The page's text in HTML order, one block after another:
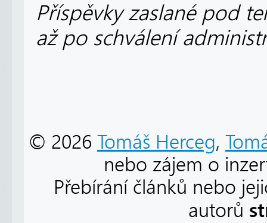
Příspěvky zaslané pod
až po schválení
© 2026 Tomáš Herceg,
nebo zájem o
Přebírání článků nebo
autorů